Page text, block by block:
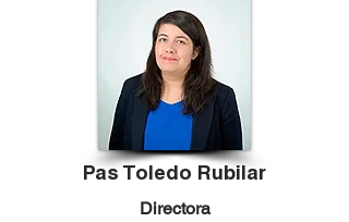
Pas Toledo Rubilar
Directora